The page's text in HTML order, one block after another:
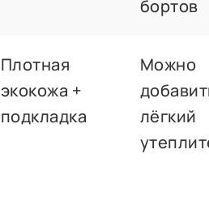
бортов
Плотная
экокожа +
подкладка
Можно
лёгкий